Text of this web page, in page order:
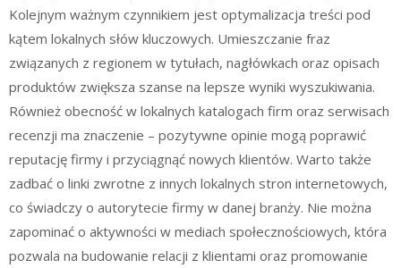
Kolejnym ważnym czynnikiem jest optymalizacja treści pod
kątem lokalnych słów kluczowych. Umieszczanie fraz
związanych z regionem w tytułach, nagłówkach oraz opisach
produktów zwiększa szanse na lepsze wyniki wyszukiwania.
Również obecność w lokalnych katalogach firm oraz serwisach
recenzji ma znaczenie – pozytywne opinie mogą poprawić
reputację firmy i przyciągnąć nowych klientów. Warto także
zadbać o linki zwrotne z innych lokalnych stron internetowych,
co świadczy o autorytecie firmy w danej branży. Nie można
zapominać o aktywności w mediach społecznościowych, która
pozwala na budowanie relacji z klientami oraz promowanie